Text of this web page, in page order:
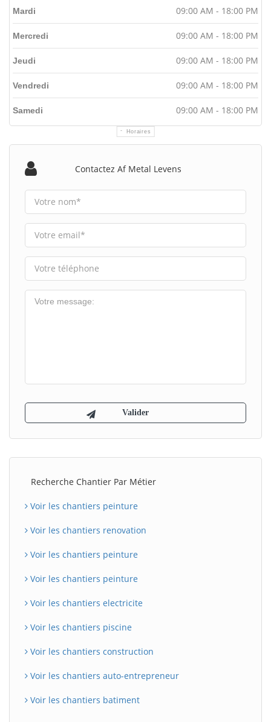
Horaires
Mardi 09:00 AM - 18:00 PM
Mercredi 09:00 AM - 18:00 PM
Jeudi 09:00 AM - 18:00 PM
Vendredi 09:00 AM - 18:00 PM
Samedi 09:00 AM - 18:00 PM
Contactez Af Metal Levens
Recherche Chantier Par Métier
Voir les chantiers peinture
Voir les chantiers renovation
Voir les chantiers peinture
Voir les chantiers peinture
Voir les chantiers electricite
Voir les chantiers piscine
Voir les chantiers construction
Voir les chantiers auto-entrepreneur
Voir les chantiers batiment